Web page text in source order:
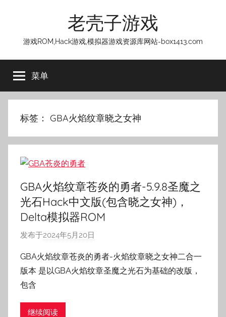
老壳子游戏
游戏ROM,Hack游戏,模拟器游戏资源库网站-box1413.com
菜单
标签： GBA火焰纹章晓之女神
GBA火焰纹章苍炎的勇者-5.9.8圣魔之
光石Hack中文版(包含晓之女神)，
Delta模拟器ROM
发布于2024年5月20日
:
老
GBA火焰纹章苍炎的勇者-火焰纹章晓之女神二合一
版本 是以GBA火焰纹章圣魔之光石为基础的改版，
包含
继续阅读